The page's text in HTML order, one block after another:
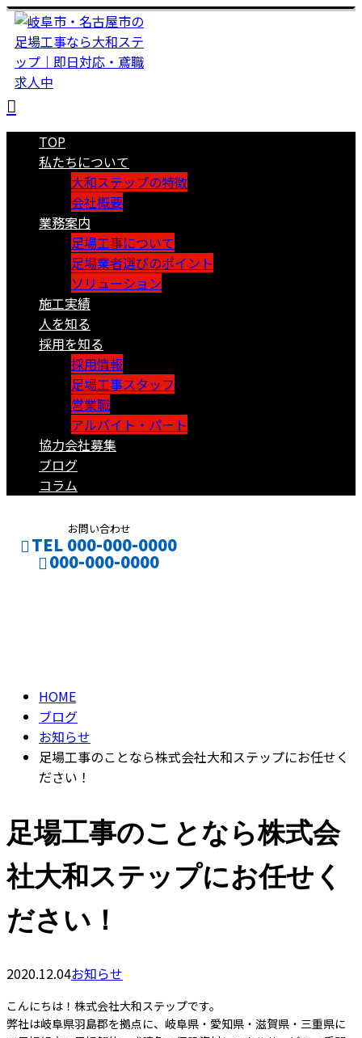
TOP
私たちについて
大和ステップの特徴
会社概要
業務案内
足場工事について
足場業者選びのポイント
ソリューション
施工実績
人を知る
採用を知る
採用情報
足場工事スタッフ
営業職
アルバイト・パート
協力会社募集
ブログ
コラム
お問い合わせ
TEL 000-000-0000
000-000-0000
HOME
ブログ
お知らせ
足場工事のことなら株式会社大和ステップにお任せく
ださい！
足場工事のことなら株式会
社大和ステップにお任せく
ださい！
2020.12.04お知らせ
こんにちは！株式会社大和ステップです。
弊社は岐阜県羽島郡を拠点に、岐阜県・愛知県・滋賀県・三重県に